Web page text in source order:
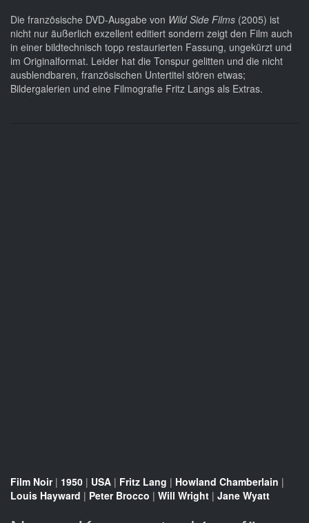
Die französische DVD-Ausgabe von Wild Side Films (2005) ist
nicht nur äußerlich exzellent editiert sondern zeigt den Film auch
in einer bildtechnisch topp restaurierten Fassung, ungekürzt und
im Originalformat. Leider hat die Tonspur gelitten und die nicht
ausblendbaren, französischen Untertitel stören etwas;
Bildergalerien und eine Filmografie Fritz Langs als Extras.
Film Noir| 1950 | USA | Fritz Lang | Howland Chamberlain |
Louis Hayward | Peter Brocco | Will Wright | Jane Wyatt